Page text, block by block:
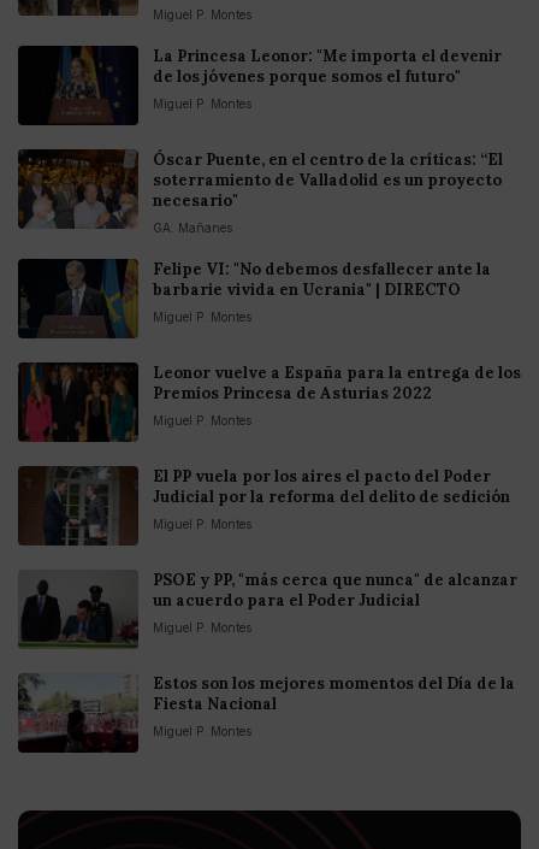
Miguel P. Montes
La Princesa Leonor: "Me importa el devenir
de los jóvenes porque somos el futuro"
Miguel P. Montes
Óscar Puente, en el centro de la críticas: “El
soterramiento de Valladolid es un proyecto
necesario"
GA. Mañanes
Felipe VI: "No debemos desfallecer ante la
barbarie vivida en Ucrania" | DIRECTO
Miguel P. Montes
Leonor vuelve a España para la entrega de los
Premios Princesa de Asturias 2022
Miguel P. Montes
El PP vuela por los aires el pacto del Poder
Judicial por la reforma del delito de sedición
Miguel P. Montes
PSOE y PP, "más cerca que nunca" de alcanzar
un acuerdo para el Poder Judicial
Miguel P. Montes
Estos son los mejores momentos del Día de la
Fiesta Nacional
Miguel P. Montes